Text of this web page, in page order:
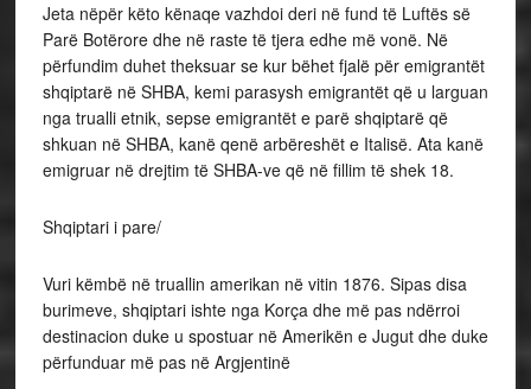
Jeta nëpër këto kënaqe vazhdoi deri në fund të Luftës së
Parë Botërore dhe në raste të tjera edhe më vonë. Në
përfundim duhet theksuar se kur bëhet fjalë për emigrantët
shqiptarë në SHBA, kemi parasysh emigrantët që u larguan
nga trualli etnik, sepse emigrantët e parë shqiptarë që
shkuan në SHBA, kanë qenë arbëreshët e Italisë. Ata kanë
emigruar në drejtim të SHBA-ve që në fillim të shek 18.
Shqiptari i pare/
Vuri këmbë në truallin amerikan në vitin 1876. Sipas disa
burimeve, shqiptari ishte nga Korça dhe më pas ndërroi
destinacion duke u spostuar në Amerikën e Jugut dhe duke
përfunduar më pas në Argjentinë